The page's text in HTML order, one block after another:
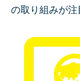
の取り組みが注